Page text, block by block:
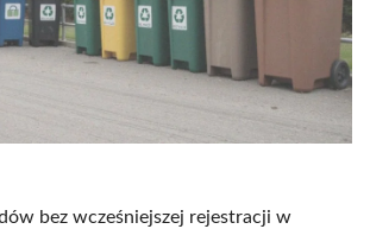
bez wcześniejszej rejestracji w